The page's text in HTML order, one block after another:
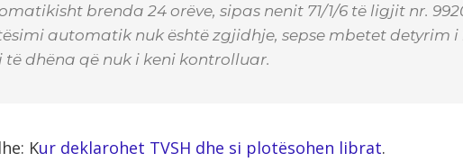
brenda 24 orëve, sipas nenit 71/1/6 të ligjit nr.
automatik nuk është zgjidhje, sepse mbetet detyrim
të dhëna që nuk i keni kontrolluar.
Kur deklarohet TVSH dhe si plotësohen librat.